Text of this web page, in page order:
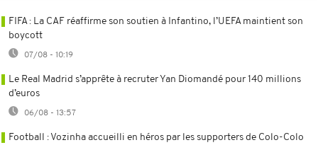
FIFA : La CAF réaffirme son soutien à Infantino, l’UEFA maintient son
boycott
07/08 - 10:19
Le Real Madrid s’apprête à recruter Yan Diomandé pour 140 millions
d’euros
06/08 - 13:57
Football : Vozinha accueilli en héros par les supporters de Colo-Colo